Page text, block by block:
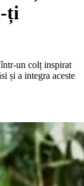
ți
un colț inspirat
și a integra aceste